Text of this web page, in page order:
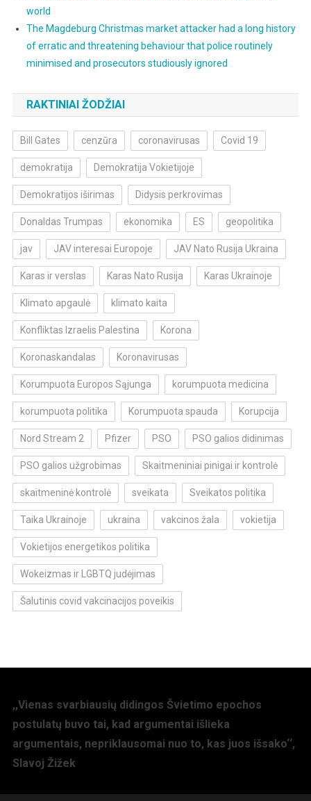
world
The Magdeburg Christmas market attacker had a long history
of erratic and threatening behaviour that police routinely
minimised and prosecutors studiously ignored
RAKTINIAI ŽODŽIAI
Bill Gates cenzūra coronavirusas Covid 19
demokratija Demokratija Vokietijoje
Demokratijos iširimas Didysis perkrovimas
Donaldas Trumpas ekonomika ES geopolitika
jav JAV interesai Europoje JAV Nato Rusija Ukraina
Karas ir verslas Karas Nato Rusija Karas Ukrainoje
Klimato apgaulė klimato kaita
Konfliktas Izraelis Palestina Korona
Koronaskandalas Koronavirusas
Korumpuota Europos Sąjunga korumpuota medicina
korumpuota politika Korumpuota spauda Korupcija
Nord Stream 2 Pfizer PSO PSO galios didinimas
PSO galios užgrobimas Skaitmeniniai pinigai ir kontrolė
skaitmeninė kontrolė sveikata Sveikatos politika
Taika Ukrainoje ukraina vakcinos žala vokietija
Vokietijos energetikos politika
Wokeizmas ir LGBTQ judėjimas
Šalutinis covid vakcinacijos poveikis
,,Vienas svarbiausių didingos Švietimo epochos
postulatų buvo tai, kad argumentai išlieka
argumentais, nepriklausomai nuo to, kas juos išsako‘‘,
Slavoj Žižek